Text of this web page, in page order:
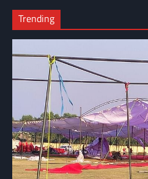
Trending